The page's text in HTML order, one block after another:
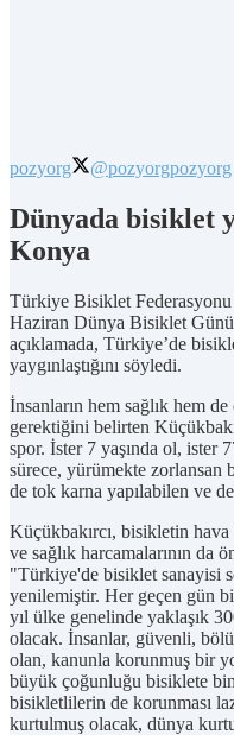
pozyorg @pozyorgpozyorg
Dünyada bisiklet
Konya
Türkiye Bisiklet Federasyonu
Haziran Dünya Bisiklet Günü
açıklamada, Türkiye’de
yaygınlaştığını söyledi.
İnsanların hem sağlık hem
gerektiğini belirten
spor. İster 7 yaşında ol, ister
sürece, yürümekte
de tok karna yapılabilen ve
Küçükbakırcı, bisikletin
ve sağlık harcamalarının da
"Türkiye'de bisiklet sanayisi
yenilemiştir. Her geçen gün
yıl ülke genelinde yaklaşık
olacak. İnsanlar, güvenli,
olan, kanunla korunmuş bir
büyük çoğunluğu bisiklete
bisikletlilerin de korunması
kurtulmuş olacak, dünya